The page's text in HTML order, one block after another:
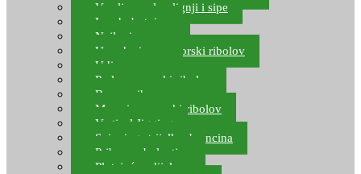
Varalice za lov lignji i sipe
Lov hobotnice
Najloni za more
Upredenice za morski ribolov
Udice za more
Perle za morski ribolov
Brum prihrana za more
Mamci za morski ribolov
Vertical Jigging
Spinning strijelke, brancina
Pribor za bolentino
Plutajuća odijela